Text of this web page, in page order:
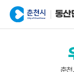
동산
춘